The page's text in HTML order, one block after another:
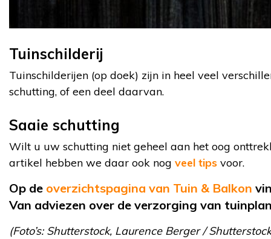
Tuinschilderij
Tuinschilderijen (op doek) zijn in heel veel
schutting, of een deel daarvan.
Saaie schutting
Wilt u uw schutting niet geheel aan het oog
artikel hebben we daar ook nog veel tips voor.
Op de overzichtspagina van Tuin & Balkon
Van adviezen over de verzorging van
(Foto’s: Shutterstock, Laurence Berger /